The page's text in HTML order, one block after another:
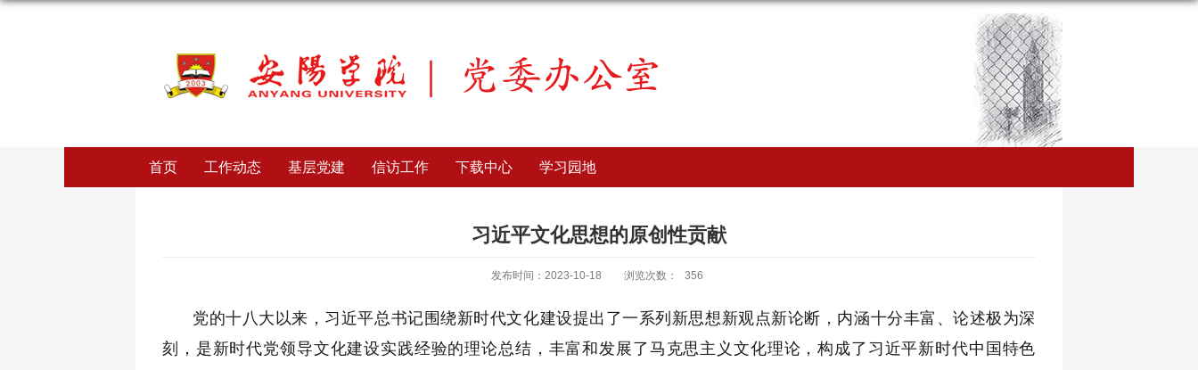
首页 工作动态 基层党建 信访工作 下载中心 学习园地
习近平文化思想的原创性贡献
发布时间：2023-10-18 浏览次数： 356
党的十八大以来，习近平总书记围绕新时代文化建设提出了一系列新思想新观点新论断，内涵十分丰富、论述极为深
刻，是新时代党领导文化建设实践经验的理论总结，丰富和发展了马克思主义文化理论，构成了习近平新时代中国特色